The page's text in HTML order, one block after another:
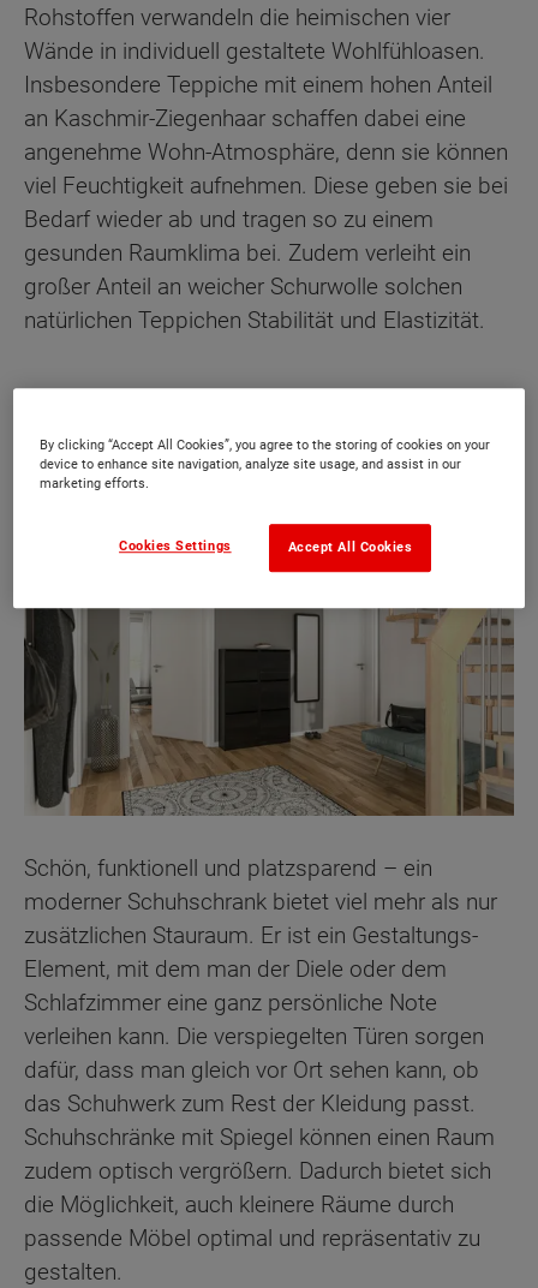
Rohstoffen verwandeln die heimischen vier
Wände in individuell gestaltete Wohlfühloasen.
Insbesondere Teppiche mit einem hohen Anteil
an Kaschmir-Ziegenhaar schaffen dabei eine
angenehme Wohn-Atmosphäre, denn sie können
viel Feuchtigkeit aufnehmen. Diese geben sie bei
Bedarf wieder ab und tragen so zu einem
gesunden Raumklima bei. Zudem verleiht ein
großer Anteil an weicher Schurwolle solchen
natürlichen Teppichen Stabilität und Elastizität.
Raumgewinn
Schön, funktionell und platzsparend – ein
moderner Schuhschrank bietet viel mehr als nur
zusätzlichen Stauraum. Er ist ein Gestaltungs-
Element, mit dem man der Diele oder dem
Schlafzimmer eine ganz persönliche Note
verleihen kann. Die verspiegelten Türen sorgen
dafür, dass man gleich vor Ort sehen kann, ob
das Schuhwerk zum Rest der Kleidung passt.
Schuhschränke mit Spiegel können einen Raum
zudem optisch vergrößern. Dadurch bietet sich
die Möglichkeit, auch kleinere Räume durch
passende Möbel optimal und repräsentativ zu
gestalten.
By clicking “Accept All Cookies”, you agree to the storing of cookies on your
device to enhance site navigation, analyze site usage, and assist in our
marketing efforts.
Accept All Cookies
Cookies Settings